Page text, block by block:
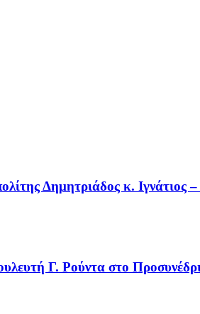
Δημητριάδος κ. Ιγνάτιος –
Γ. Ρούντα στο